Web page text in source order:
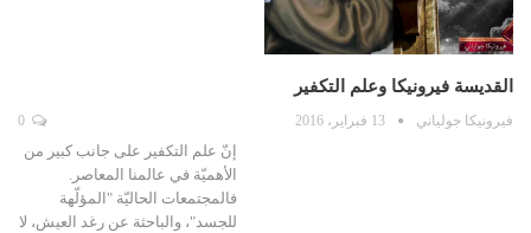
القديسة فيرونيكا وعلم التكفير
فيرونيكا جولياني 13 فبراير، 2016
إنّ علم التكفير على جانب كبير من
الأهميّة في عالمنا المعاصر.
فالمجتمعات الحاليّة "المؤلّهة
للجسد"، والباحثة عن رغد العيش، لا